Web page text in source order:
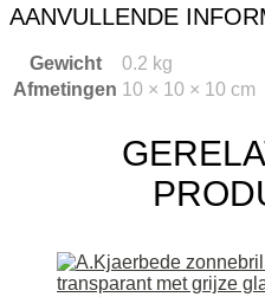
AANVULLENDE
Gewicht
0.2 kg
Afmetingen 10 × 10 × 10 cm